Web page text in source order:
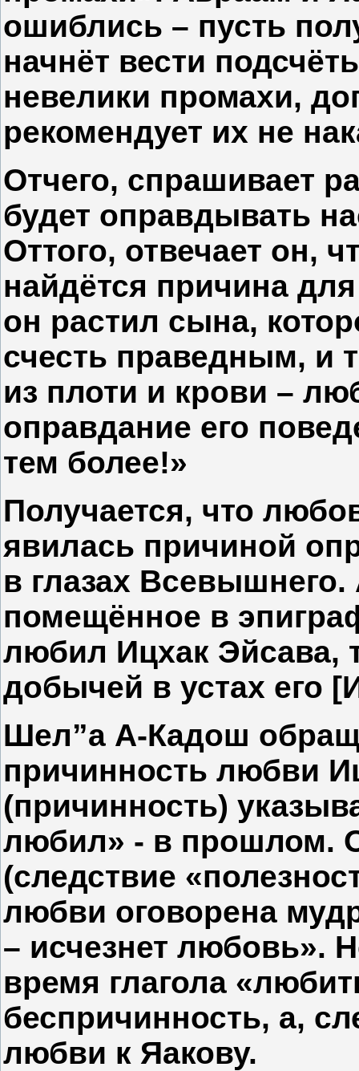
ошиблись – пусть
начнёт вести
невелики промахи,
рекомендует их не
Отчего, спрашивает
будет оправдывать
Оттого, отвечает он,
найдётся причина
он растил сына,
счесть праведным, и
из плоти и крови –
оправдание его
тем более!»
Получается, что
явилась причиной
в глазах
помещённое в
любил Ицхак Эйсава,
добычей в устах его
Шел”а А-Кадош
причинность любви
(причинность)
любил» - в прошлом.
(следствие
любви оговорена
– исчезнет любовь».
время глагола
беспричинность, а,
любви к Яакову.